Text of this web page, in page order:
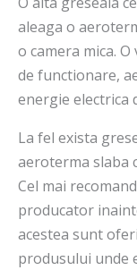
aleaga o
o camera mica.
de functionare,
energie electrica
La fel exista
aeroterma slaba
Cel mai
producator
acestea sunt
produsului unde